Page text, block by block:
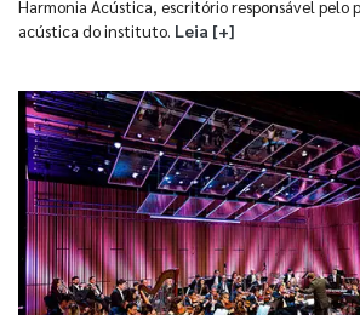
Harmonia Acústica, escritório responsável pelo
acústica do instituto. Leia [+]